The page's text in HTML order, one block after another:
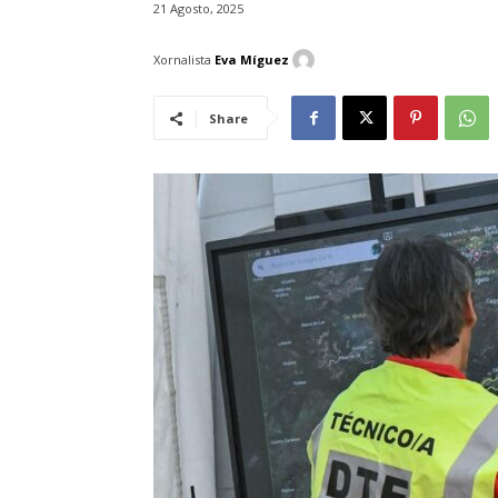
21 Agosto, 2025
Xornalista Eva Míguez
Share